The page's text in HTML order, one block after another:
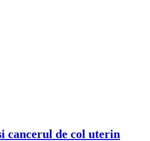
cancerul de col uterin